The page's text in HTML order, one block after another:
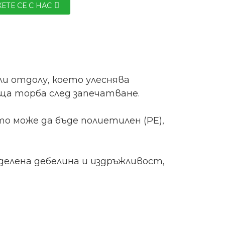
СЕ С НАС
отдолу, което улеснява
торба след запечатване.
може да бъде полиетилен (PE),
дебелина и издръжливост,